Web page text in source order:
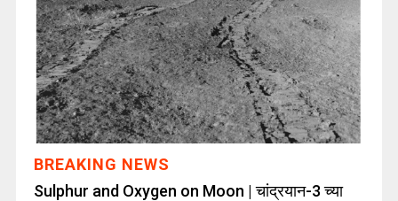
BREAKING NEWS
Sulphur and Oxygen on Moon | चांद्रयान-3 च्या